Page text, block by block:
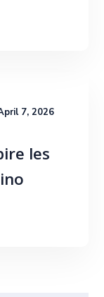
7, 2026
les